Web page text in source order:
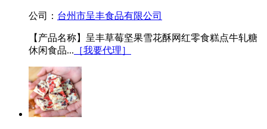
公司： 台州市呈丰食品有限公司
【产品名称】呈丰草莓坚果雪花酥网红零食糕点牛轧糖
休闲食品... ［我要代理］